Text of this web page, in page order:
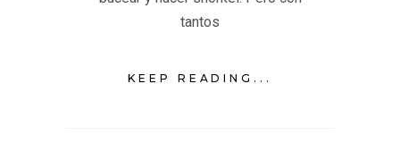
tantos
KEEP READING...